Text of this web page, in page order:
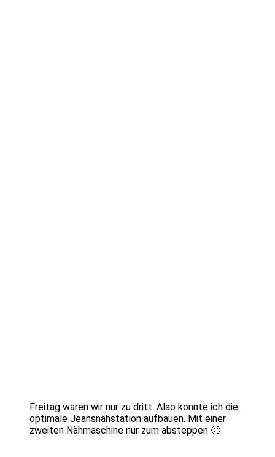
Freitag waren wir nur zu dritt. Also konnte ich die
optimale Jeansnähstation aufbauen. Mit einer
zweiten Nähmaschine nur zum absteppen 🙂